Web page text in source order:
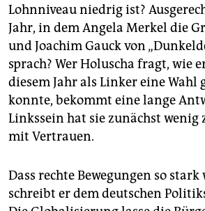
Lohnniveau niedrig ist?
Jahr, in dem Angela Merkel die
und Joachim Gauck von
sprach? Wer Holuscha fragt, wie
diesem Jahr als Linker eine Wahl
konnte, bekommt eine lange
Linkssein hat sie zunächst
mit Vertrauen.
Dass rechte Bewegungen so
schreibt er dem deutschen